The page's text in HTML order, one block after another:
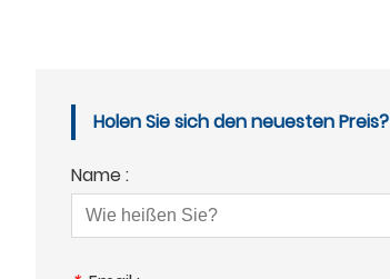
Holen Sie sich den neuesten
Name :